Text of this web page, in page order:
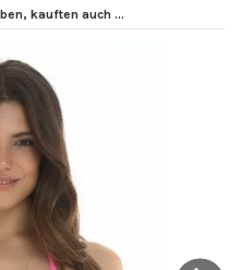
kauften auch ...